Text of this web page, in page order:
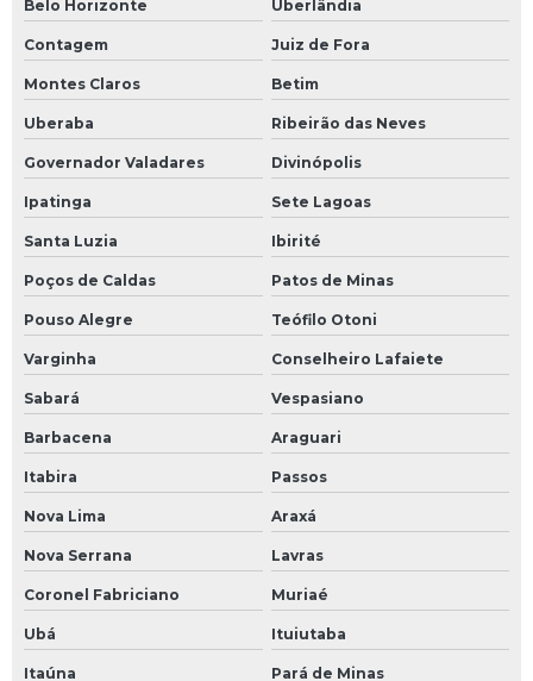
Isolamento térmico para sistema de fluido térmico
Manutenção preventiva tubulação industrial
Manutenção em sistema de fluido térmico
Manutenção em tubulações industriais
Mapeamento 3d de tubulações
Mapeamento de tubulações
Mapeamento de tubulações industriais
Modernização de equipamentos industriais
Montagem de tubulação industrial
Montagem de tubulação industrial em são paulo
Montagem de tubulação de sistemas de fluidos térmicos
óleo térmico para caldeira
Belo Horizonte
Uberlândia
Contagem Juiz de Fora
Montes Claros Betim
Uberaba Ribeirão das Neves
Governador Valadares Divinópolis
Ipatinga Sete Lagoas
Santa Luzia Ibirité
Poços de Caldas Patos de Minas
Pouso Alegre Teófilo Otoni
Varginha Conselheiro Lafaiete
Sabará Vespasiano
Barbacena Araguari
Itabira Passos
Nova Lima Araxá
Nova Serrana Lavras
Coronel Fabriciano Muriaé
Ubá Ituiutaba
Itaúna Pará de Minas